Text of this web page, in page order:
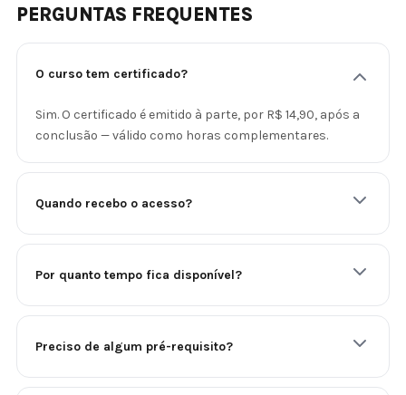
PERGUNTAS FREQUENTES
O curso tem certificado?
Sim. O certificado é emitido à parte, por R$ 14,90, após a
conclusão — válido como horas complementares.
Quando recebo o acesso?
Por quanto tempo fica disponível?
Preciso de algum pré-requisito?